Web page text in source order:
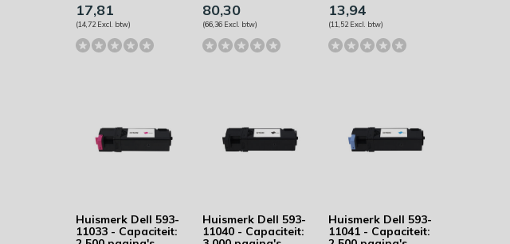
17,81
(14,72 Excl. btw)
80,30
(66,36 Excl. btw)
13,94
(11,52 Excl. btw)
Huismerk Dell 593-
11033 - Capaciteit:
Huismerk Dell 593-
11040 - Capaciteit:
Huismerk Dell 593-
11041 - Capaciteit: